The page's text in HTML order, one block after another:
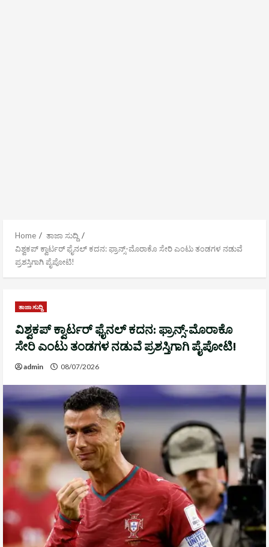
Home
ತಾಜಾ ಸುದ್ದಿ
ವಿಶ್ವಕಪ್ ಕ್ವಾರ್ಟರ್ ಫೈನಲ್ ಕದನ: ಫ್ರಾನ್ಸ್-ಮೊರಾಕೊ ಸೇರಿ ಎಂಟು ತಂಡಗಳ ನಡುವೆ
ಪ್ರಶಸ್ತಿಗಾಗಿ ಪೈಪೋಟಿ!
ತಾಜಾ ಸುದ್ದಿ
ವಿಶ್ವಕಪ್ ಕ್ವಾರ್ಟರ್ ಫೈನಲ್ ಕದನ: ಫ್ರಾನ್ಸ್-ಮೊರಾಕೊ
ಸೇರಿ ಎಂಟು ತಂಡಗಳ ನಡುವೆ ಪ್ರಶಸ್ತಿಗಾಗಿ ಪೈಪೋಟಿ!
admin 08/07/2026